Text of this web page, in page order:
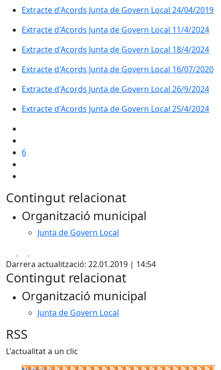
Extracte d'Acords Junta de Govern Local 24/04/2019
Extracte d'Acords Junta de Govern Local 11/4/2024
Extracte d'Acords Junta de Govern Local 18/4/2024
Extracte d'Acords Junta de Govern Local 16/07/2020
Extracte d'Acords Junta de Govern Local 26/9/2024
Extracte d'Acords Junta de Govern Local 25/4/2024
6
Contingut relacionat
Organització municipal
Junta de Govern Local
Darrera actualització: 22.01.2019 | 14:54
Contingut relacionat
Organització municipal
Junta de Govern Local
RSS
L'actualitat a un clic